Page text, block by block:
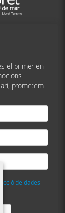
el primer en
prometem
de dades